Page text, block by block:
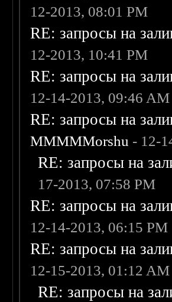
12-2013, 08:01 PM
RE: запросы на
12-2013, 10:41 PM
RE: запросы на
12-14-2013, 09:46 AM
RE: запросы на
MMMMMorshu - 12-
RE: запросы на
17-2013, 07:58 PM
RE: запросы на
12-14-2013, 06:15 PM
RE: запросы на
12-15-2013, 01:12 AM
RE: запросы на